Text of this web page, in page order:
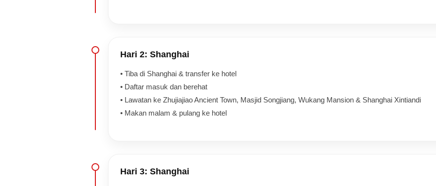
Hari 2: Shanghai
• Tiba di Shanghai & transfer ke hotel
• Daftar masuk dan berehat
• Lawatan ke Zhujiajiao Ancient Town, Masjid Songjiang, Wukang Mansion & Shanghai Xintiandi
• Makan malam & pulang ke hotel
Hari 3: Shanghai